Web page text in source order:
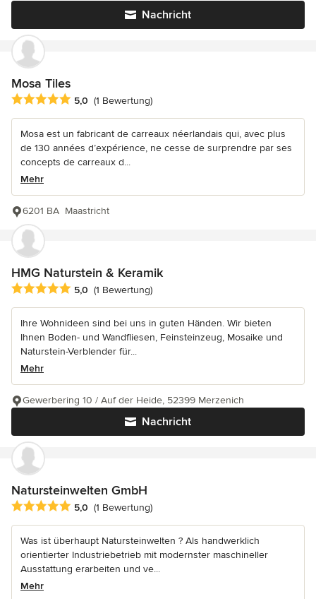
Nachricht
Mosa Tiles
Durchschnittliche Bewertung: 5 von 5 Sternen
5,0 (1 Bewertung)
Mosa est un fabricant de carreaux néerlandais qui, avec plus
de 130 années d’expérience, ne cesse de surprendre par ses
concepts de carreaux d...
Mehr
6201 BA Maastricht
HMG Naturstein & Keramik
Durchschnittliche Bewertung: 5 von 5 Sternen
5,0 (1 Bewertung)
Ihre Wohnideen sind bei uns in guten Händen. Wir bieten
Ihnen Boden- und Wandfliesen, Feinsteinzeug, Mosaike und
Naturstein-Verblender für...
Mehr
Nachricht
Gewerbering 10 / Auf der Heide, 52399 Merzenich
Natursteinwelten GmbH
Durchschnittliche Bewertung: 5 von 5 Sternen
5,0 (1 Bewertung)
Was ist überhaupt Natursteinwelten ? Als handwerklich
orientierter Industriebetrieb mit modernster maschineller
Ausstattung erarbeiten und ve...
Mehr